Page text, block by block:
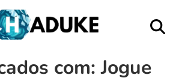
com: Jogue